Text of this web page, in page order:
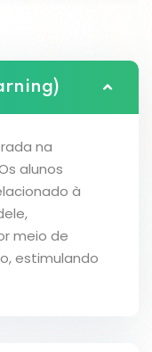
na
alunos
à
meio de
estimulando